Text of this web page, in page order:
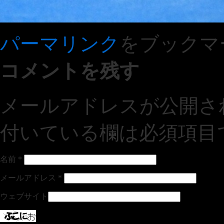
パーマリンク をブック
コメントを残す
メールアドレスが公開
付いている欄は必須項目
名前 *
メールアドレス *
ウェブサイト